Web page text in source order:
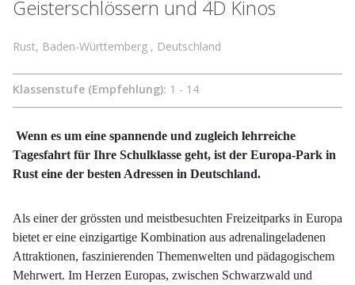
Geisterschlössern und 4D Kinos
Rust, Baden-Württemberg , Deutschland
Klassenstufe (Empfehlung): 1 - 14
Wenn es um eine spannende und zugleich lehrreiche
Tagesfahrt für Ihre Schulklasse geht, ist der Europa-Park in
Rust eine der besten Adressen in Deutschland.
Als einer der grössten und meistbesuchten Freizeitparks in Europa
bietet er eine einzigartige Kombination aus adrenalingeladenen
Attraktionen, faszinierenden Themenwelten und pädagogischem
Mehrwert. Im Herzen Europas, zwischen Schwarzwald und